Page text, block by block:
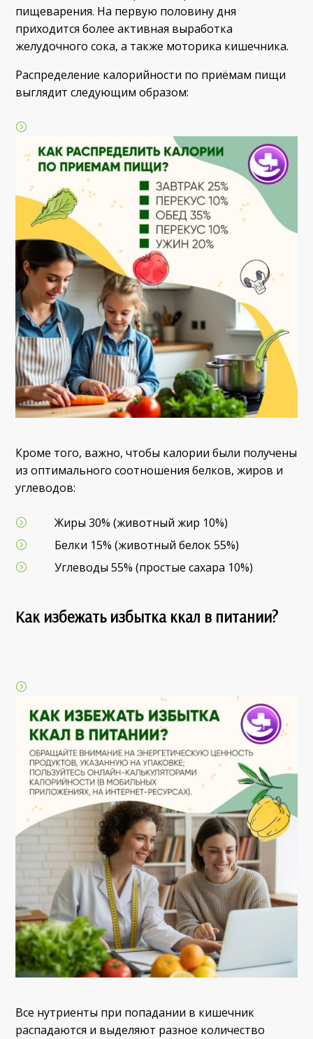
пищеварения. На первую половину дня
приходится более активная выработка
желудочного сока, а также моторика кишечника.
Распределение калорийности по приёмам пищи
выглядит следующим образом:
Кроме того, важно, чтобы калории были получены
из оптимального соотношения белков, жиров и
углеводов:
Жиры 30% (животный жир 10%)
Белки 15% (животный белок 55%)
Углеводы 55% (простые сахара 10%)
Как избежать избытка ккал в питании?
Все нутриенты при попадании в кишечник
распадаются и выделяют разное количество